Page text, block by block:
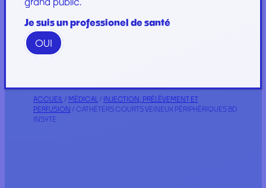
IMPLANTOLOGIE ET
IRRIGATION
INSTRUMENTATION
GAMME WOODPECKER
Marques
PROTECTION ET HYGIÈNE
SET DE PANSEMENT
ACCUEIL / MÉDICAL /
INJECTION, PRÉLÈVEMENT ET
PERFUSION / CATHÉTERS COURTS VEINEUX PÉRIPHÉRIQUES BD
INSYTE
Je suis un professionel de santé
OUI